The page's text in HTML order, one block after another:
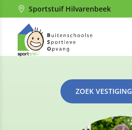
Sportstuif Hilvarenbeek
ZOEK VESTIGING